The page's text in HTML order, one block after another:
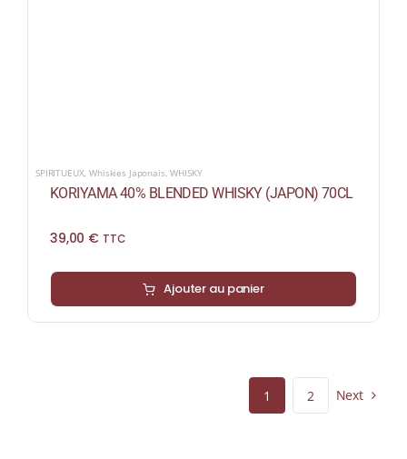
SPIRITUEUX,Whiskies Japonais,WHISKY
KORIYAMA 40% BLENDED WHISKY (JAPON) 70CL
39,00 € TTC
Ajouter au panier
1 2 Next